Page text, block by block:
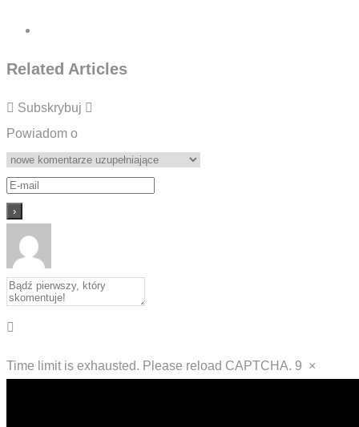
Related Articles
Subskrybuj
Powiadom o
Time limit is exhausted. Please reload CAPTCHA. 9 ×